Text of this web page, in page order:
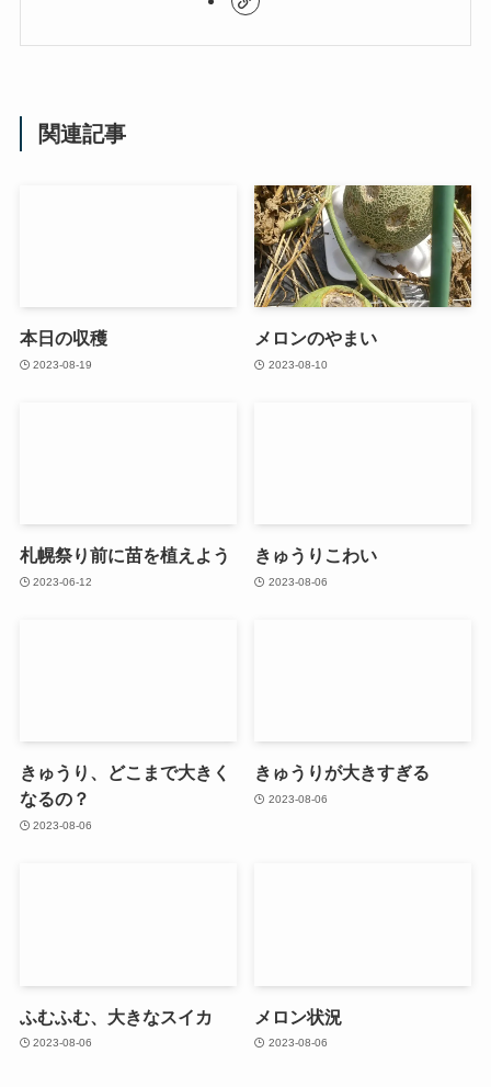
関連記事
本日の収穫
2023-08-19
メロンのやまい
2023-08-10
札幌祭り前に苗を植えよう
2023-06-12
きゅうりこわい
2023-08-06
きゅうり、どこまで大きく
なるの？
2023-08-06
きゅうりが大きすぎる
2023-08-06
ふむふむ、大きなスイカ
2023-08-06
メロン状況
2023-08-06